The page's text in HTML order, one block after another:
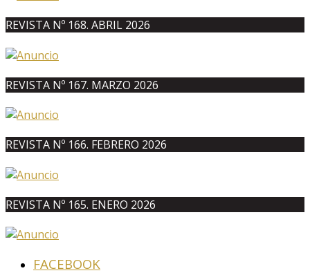
REVISTA Nº 168. ABRIL 2026
REVISTA Nº 167. MARZO 2026
REVISTA Nº 166. FEBRERO 2026
REVISTA Nº 165. ENERO 2026
FACEBOOK